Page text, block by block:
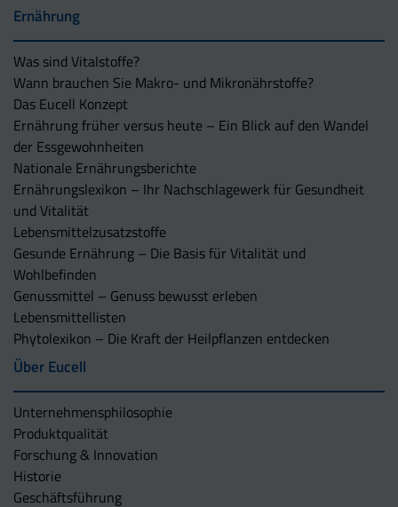
Ernährung
Was sind Vitalstoffe?
Wann brauchen Sie Makro- und Mikronährstoffe?
Das Eucell Konzept
Ernährung früher versus heute – Ein Blick auf den Wandel
der Essgewohnheiten
Nationale Ernährungsberichte
Ernährungslexikon – Ihr Nachschlagewerk für Gesundheit
und Vitalität
Lebensmittelzusatzstoffe
Gesunde Ernährung – Die Basis für Vitalität und
Wohlbefinden
Genussmittel – Genuss bewusst erleben
Lebensmittellisten
Phytolexikon – Die Kraft der Heilpflanzen entdecken
Über Eucell
Unternehmens­philosophie
Produktqualität
Forschung & Innovation
Historie
Geschäftsführung